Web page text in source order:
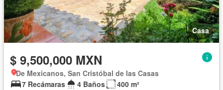
Casa
$ 9,500,000 MXN
De Mexicanos, San Cristóbal de las Casas
7 Recámaras
4 Baños
400 m²